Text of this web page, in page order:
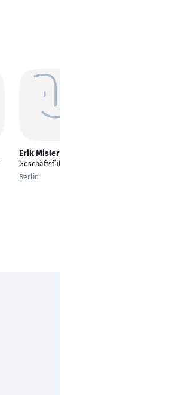
Erik Misler
Geschäftsführer
Berlin